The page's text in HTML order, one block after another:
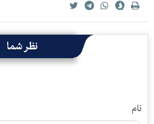
نظر شما
نام